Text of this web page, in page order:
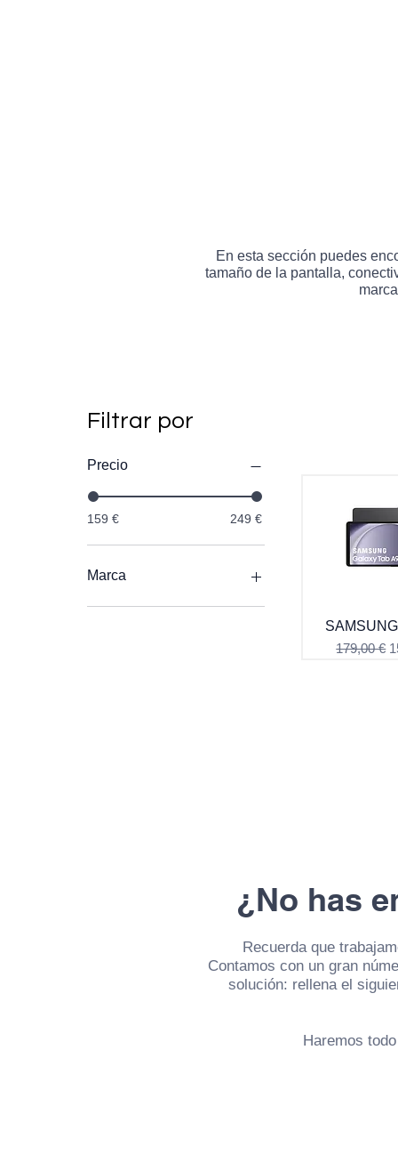
En esta sección puedes
tamaño de la pantalla,
Filtrar por
Precio
159 € 249 €
Marca
Samsung tablet
Precio
179,00 €
¿No has
Recuerda que
Contamos con un gran
solución: rellena el
Haremos